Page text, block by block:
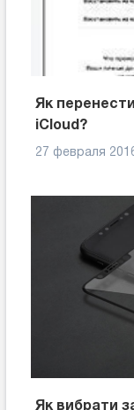
Як
iCloud?
27 февраля
Як вибрати